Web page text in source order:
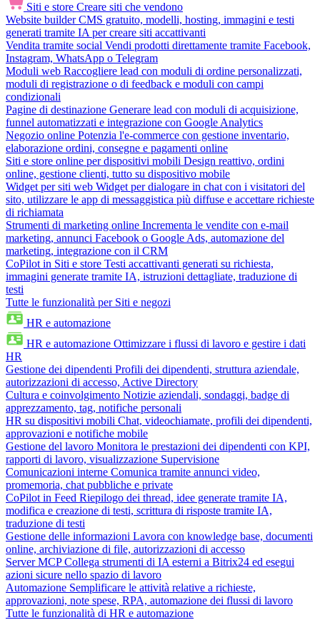
Siti e store Creare siti che vendono
Website builder CMS gratuito, modelli, hosting, immagini e testi
generati tramite IA per creare siti accattivanti
Vendita tramite social Vendi prodotti direttamente tramite Facebook,
Instagram, WhatsApp o Telegram
Moduli web Raccogliere lead con moduli di ordine personalizzati,
moduli di registrazione o di feedback e moduli con campi
condizionali
Pagine di destinazione Generare lead con moduli di acquisizione,
funnel automatizzati e integrazione con Google Analytics
Negozio online Potenzia l'e-commerce con gestione inventario,
elaborazione ordini, consegne e pagamenti online
Siti e store online per dispositivi mobili Design reattivo, ordini
online, gestione clienti, tutto su dispositivo mobile
Widget per siti web Widget per dialogare in chat con i visitatori del
sito, utilizzare le app di messaggistica più diffuse e accettare richieste
di richiamata
Strumenti di marketing online Incrementa le vendite con e-mail
marketing, annunci Facebook o Google Ads, automazione del
marketing, integrazione con il CRM
CoPilot in Siti e store Testi accattivanti generati su richiesta,
immagini generate tramite IA, istruzioni dettagliate, traduzione di
testi
Tutte le funzionalità per Siti e negozi
HR e automazione
HR e automazione Ottimizzare i flussi di lavoro e gestire i dati
HR
Gestione dei dipendenti Profili dei dipendenti, struttura aziendale,
autorizzazioni di accesso, Active Directory
Cultura e coinvolgimento Notizie aziendali, sondaggi, badge di
apprezzamento, tag, notifiche personali
HR su dispositivi mobili Chat, videochiamate, profili dei dipendenti,
approvazioni e notifiche mobile
Gestione del lavoro Monitora le prestazioni dei dipendenti con KPI,
rapporti di lavoro, visualizzazione Supervisione
Comunicazioni interne Comunica tramite annunci video,
promemoria, chat pubbliche e private
CoPilot in Feed Riepilogo dei thread, idee generate tramite IA,
modifica e creazione di testi, scrittura di risposte tramite IA,
traduzione di testi
Gestione delle informazioni Lavora con knowledge base, documenti
online, archiviazione di file, autorizzazioni di accesso
Server MCP Collega strumenti di IA esterni a Bitrix24 ed esegui
azioni sicure nello spazio di lavoro
Automazione Semplificare le attività relative a richieste,
approvazioni, note spese, RPA, automazione dei flussi di lavoro
Tutte le funzionalità di HR e automazione